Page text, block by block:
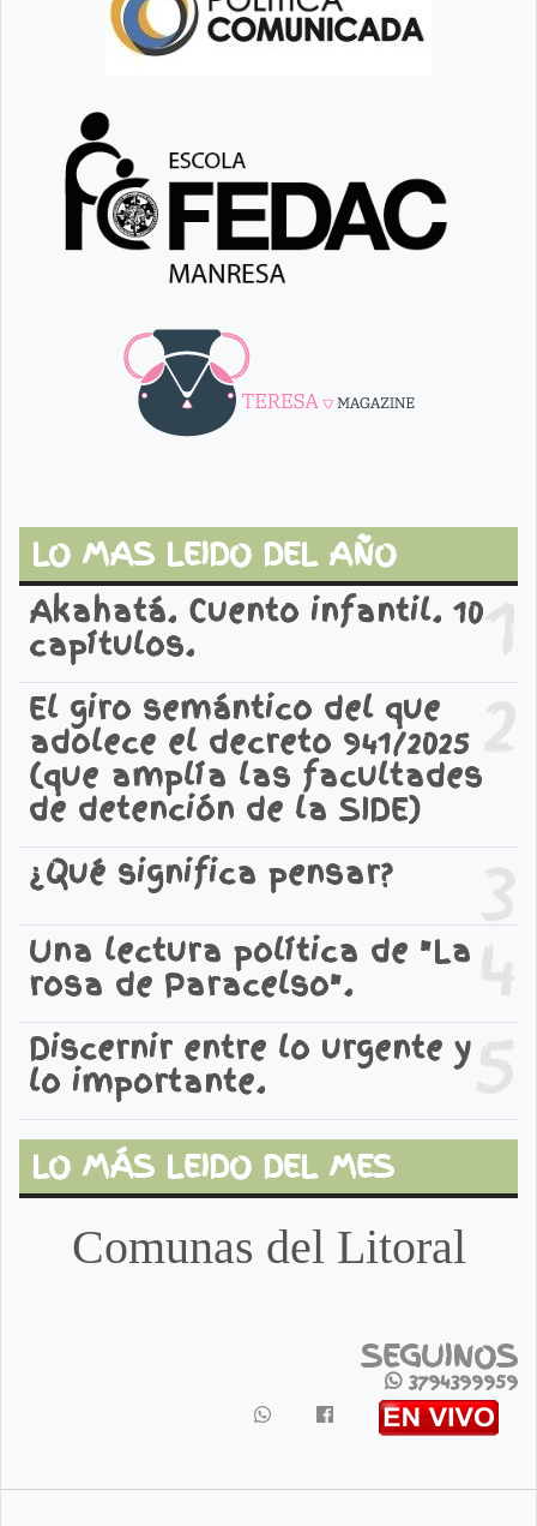
LO MAS LEIDO DEL AÑO
1
Akahatá. Cuento infantil. 10
capítulos.
2
El giro semántico del que
adolece el decreto 941/2025
(que amplía las facultades
de detención de la SIDE)
3
¿Qué significa pensar?
4
Una lectura política de "La
rosa de Paracelso".
5
Discernir entre lo urgente y
lo importante.
LO MÁS LEIDO DEL MES
Comunas del Litoral
SEGUINOS
3794399959